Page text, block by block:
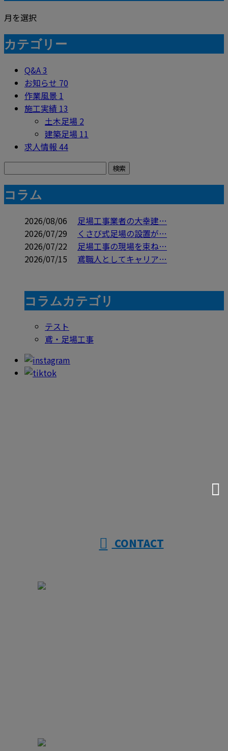
月を選択
カテゴリー
Q&A3
お知らせ 70
作業風景 1
施工実績 13
土木足場 2
建築足場 11
求人情報 44
コラム
2026/08/06
足場工事業者の大幸建…
2026/07/29
くさび式足場の設置が…
2026/07/22
足場工事の現場を束ね…
2026/07/15
鳶職人としてキャリア…
コラムカテゴリ
テスト
鳶・足場工事
CONTACT